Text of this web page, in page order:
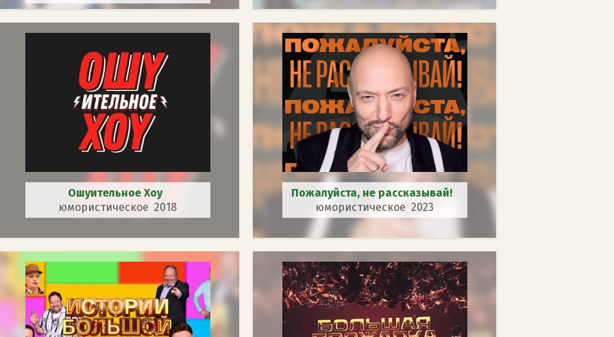
Ошуительное Хоу
юмористическое 2018
Пожалуйста, не рассказывай!
юмористическое 2023